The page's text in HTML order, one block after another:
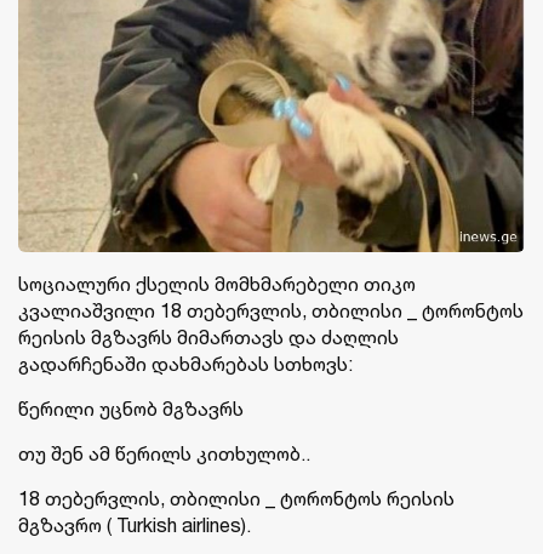
სოციალური ქსელის მომხმარებელი თიკო
კვალიაშვილი 18 თებერვლის, თბილისი _ ტორონტოს
რეისის მგზავრს მიმართავს და ძაღლის
გადარჩენაში დახმარებას სთხოვს:
წერილი უცნობ მგზავრს
თუ შენ ამ წერილს კითხულობ..
18 თებერვლის, თბილისი _ ტორონტოს რეისის
მგზავრო ( Turkish airlines).